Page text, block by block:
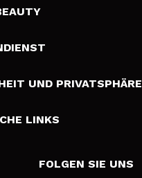
und Versandkosten
UND PRIVATSPHÄRE
und Datenschutz
LINKS
FOLGEN SIE UNS